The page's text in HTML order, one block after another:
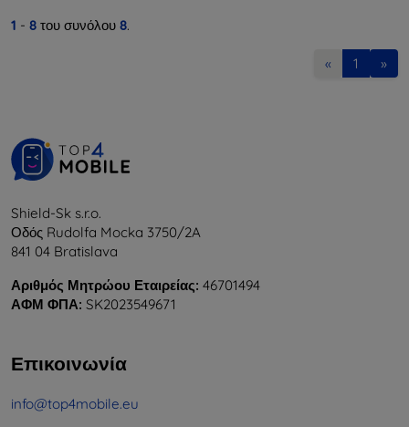
1 - 8 του συνόλου 8.
« 1 »
Shield-Sk s.r.o.
Οδός Rudolfa Mocka 3750/2A
841 04 Bratislava
Αριθμός Μητρώου Εταιρείας: 46701494
ΑΦΜ ΦΠΑ: SK2023549671
Επικοινωνία
info@top4mobile.eu